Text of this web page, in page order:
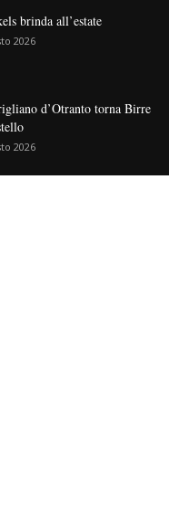
brinda all’estate
2026
d’Otranto torna Birre
2026